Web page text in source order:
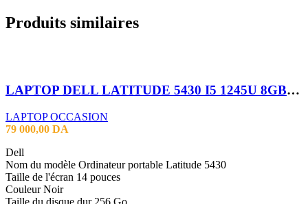
Produits similaires
LAPTOP DELL LATITUDE 5430 I5 1245U 8GB 256SSD 14″
LAPTOP OCCASION
79 000,00 DA
Dell
Nom du modèle Ordinateur portable Latitude 5430
Taille de l'écran 14 pouces
Couleur Noir
Taille du disque dur 256 Go